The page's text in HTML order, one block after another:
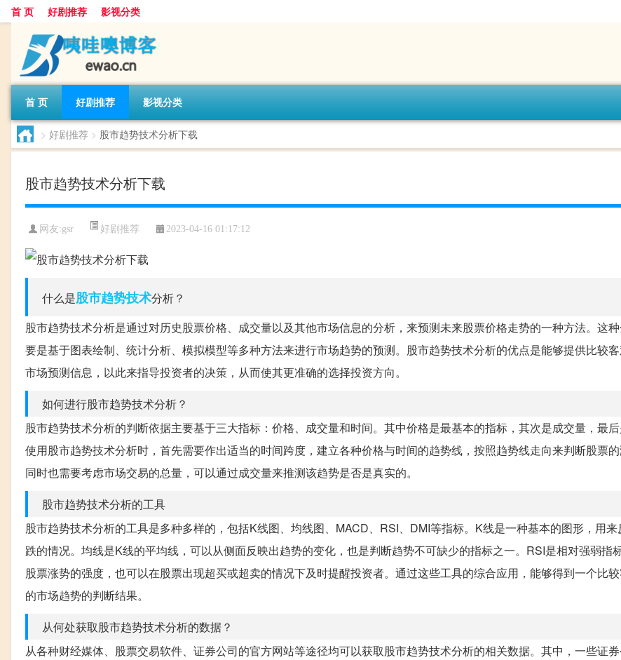
首 页 好剧推荐 影视分类
首 页 好剧推荐 影视分类
> 好剧推荐 > 股市趋势技术分析下载
股市趋势技术分析下载
网友:gsr 好剧推荐 2023-04-16 01:17:12
什么是股市趋势技术分析？
股市趋势技术分析是通过对历史股票价格、成交量以及其他市场信息的分析，来预测未来股票价格走势的一种方法。这
要是基于图表绘制、统计分析、模拟模型等多种方法来进行市场趋势的预测。股市趋势技术分析的优点是能够提供比较
市场预测信息，以此来指导投资者的决策，从而使其更准确的选择投资方向。
如何进行股市趋势技术分析？
股市趋势技术分析的判断依据主要基于三大指标：价格、成交量和时间。其中价格是最基本的指标，其次是成交量，最
使用股市趋势技术分析时，首先需要作出适当的时间跨度，建立各种价格与时间的趋势线，按照趋势线走向来判断股票的
同时也需要考虑市场交易的总量，可以通过成交量来推测该趋势是否是真实的。
股市趋势技术分析的工具
股市趋势技术分析的工具是多种多样的，包括K线图、均线图、MACD、RSI、DMI等指标。K线是一种基本的图形，用
跌的情况。均线是K线的平均线，可以从侧面反映出趋势的变化，也是判断趋势不可缺少的指标之一。RSI是相对强弱指
股票涨势的强度，也可以在股票出现超买或超卖的情况下及时提醒投资者。通过这些工具的综合应用，能够得到一个比
的市场趋势的判断结果。
从何处获取股市趋势技术分析的数据？
从各种财经媒体、股票交易软件、证券公司的官方网站等途径均可以获取股市趋势技术分析的相关数据。其中，一些证